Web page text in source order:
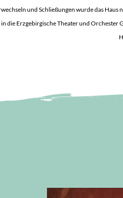
und Schließungen wurde das
die Erzgebirgische Theater und